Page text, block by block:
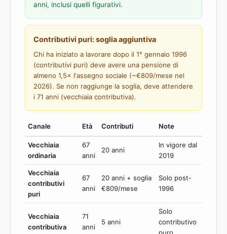
anni, inclusi quelli figurativi.
Contributivi puri: soglia aggiuntiva
Chi ha iniziato a lavorare dopo il 1° gennaio 1996
(contributivi puri) deve avere una pensione di
almeno 1,5× l'assegno sociale (~€809/mese nel
2026). Se non raggiunge la soglia, deve attendere
i 71 anni (vecchiaia contributiva).
Canale Età Contributi Note
Vecchiaia
ordinaria
67
anni
20 anni
In vigore dal
2019
Vecchiaia
contributivi
puri
67
anni
20 anni + soglia
€809/mese
Solo post-
1996
Vecchiaia
contributiva
71
anni
5 anni
Solo
contributivo